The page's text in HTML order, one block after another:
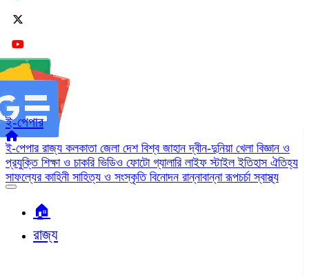
ই-পেপার
ই-পেপার রাজ্য কলকাতা জেলা দেশ বিশ্ব জাহানদ্বীন-দুনিয়া খেলা বিজ্ঞান ও
প্রযুক্তি শিক্ষা ও চাকরি ভিডিও ফোটো গ্যালারি লাইফ স্টাইলইতিহাস ঐতিহ্য
সাফল্যের কাহিনী সাহিত্য ও সংস্কৃতি বিনোদন রান্নাবান্নারূপচর্চাস্বাস্থ্য
🏠︎
রাজ্য